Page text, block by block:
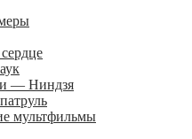
— Ниндзя
мультфильмы